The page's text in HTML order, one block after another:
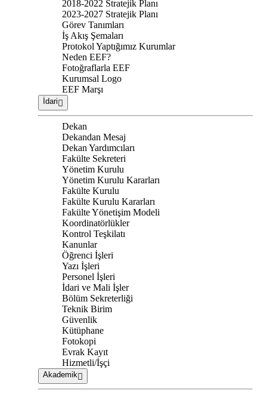
2018-2022 Stratejik Planı
2023-2027 Stratejik Planı
Görev Tanımları
İş Akış Şemaları
Protokol Yaptığımız Kurumlar
Neden EEF?
Fotoğraflarla EEF
Kurumsal Logo
EEF Marşı
İdari
Dekan
Dekandan Mesaj
Dekan Yardımcıları
Fakülte Sekreteri
Yönetim Kurulu
Yönetim Kurulu Kararları
Fakülte Kurulu
Fakülte Kurulu Kararları
Fakülte Yönetişim Modeli
Koordinatörlükler
Kontrol Teşkilatı
Kanunlar
Öğrenci İşleri
Yazı İşleri
Personel İşleri
İdari ve Mali İşler
Bölüm Sekreterliği
Teknik Birim
Güvenlik
Kütüphane
Fotokopi
Evrak Kayıt
Hizmetli/İşçi
Akademik